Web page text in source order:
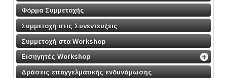
Φόρμα Συμμετοχής
Συμμετοχή στις Συνεντεύξεις
Συμμετοχή στα Workshop
Εισηγητές Workshop
Δράσεις επαγγελματικής ενδυνάμωσης